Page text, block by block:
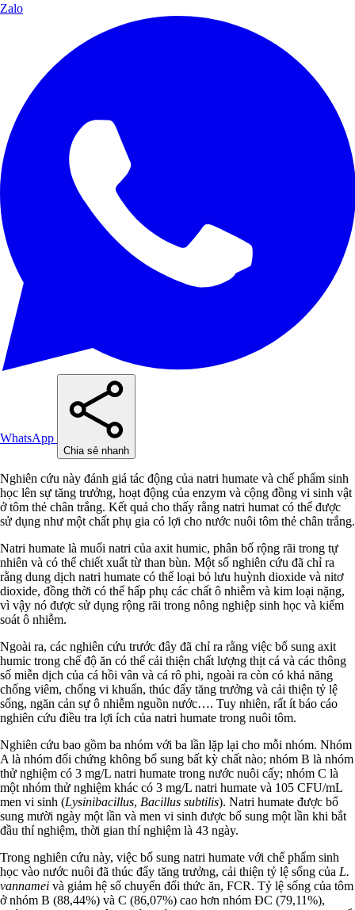
Zalo
WhatsApp
Chia sẻ nhanh
Nghiên cứu này đánh giá tác động của natri humate và chế phẩm sinh
học lên sự tăng trưởng, hoạt động của enzym và cộng đồng vi sinh vật
ở tôm thẻ chân trắng. Kết quả cho thấy rằng natri humat có thể được
sử dụng như một chất phụ gia có lợi cho nước nuôi tôm thẻ chân trắng.
Natri humate là muối natri của axit humic, phân bố rộng rãi trong tự
nhiên và có thể chiết xuất từ than bùn. Một số nghiên cứu đã chỉ ra
rằng dung dịch natri humate có thể loại bỏ lưu huỳnh dioxide và nitơ
dioxide, đồng thời có thể hấp phụ các chất ô nhiễm và kim loại nặng,
vì vậy nó được sử dụng rộng rãi trong nông nghiệp sinh học và kiểm
soát ô nhiễm.
Ngoài ra, các nghiên cứu trước đây đã chỉ ra rằng việc bổ sung axit
humic trong chế độ ăn có thể cải thiện chất lượng thịt cá và các thông
số miễn dịch của cá hồi vân và cá rô phi, ngoài ra còn có khả năng
chống viêm, chống vi khuẩn, thúc đẩy tăng trưởng và cải thiện tỷ lệ
sống, ngăn cản sự ô nhiễm nguồn nước…. Tuy nhiên, rất ít báo cáo
nghiên cứu điều tra lợi ích của natri humate trong nuôi tôm.
Nghiên cứu bao gồm ba nhóm với ba lần lặp lại cho mỗi nhóm. Nhóm
A là nhóm đối chứng không bổ sung bất kỳ chất nào; nhóm B là nhóm
thử nghiệm có 3 mg/L natri humate trong nước nuôi cấy; nhóm C là
một nhóm thử nghiệm khác có 3 mg/L natri humate và 105 CFU/mL
men vi sinh (Lysinibacillus, Bacillus subtilis). Natri humate được bổ
sung mười ngày một lần và men vi sinh được bổ sung một lần khi bắt
đầu thí nghiệm, thời gian thí nghiệm là 43 ngày.
Trong nghiên cứu này, việc bổ sung natri humate với chế phẩm sinh
học vào nước nuôi đã thúc đẩy tăng trưởng, cải thiện tỷ lệ sống của L.
vannamei và giảm hệ số chuyển đổi thức ăn, FCR. Tỷ lệ sống của tôm
ở nhóm B (88,44%) và C (86,07%) cao hơn nhóm ĐC (79,11%),